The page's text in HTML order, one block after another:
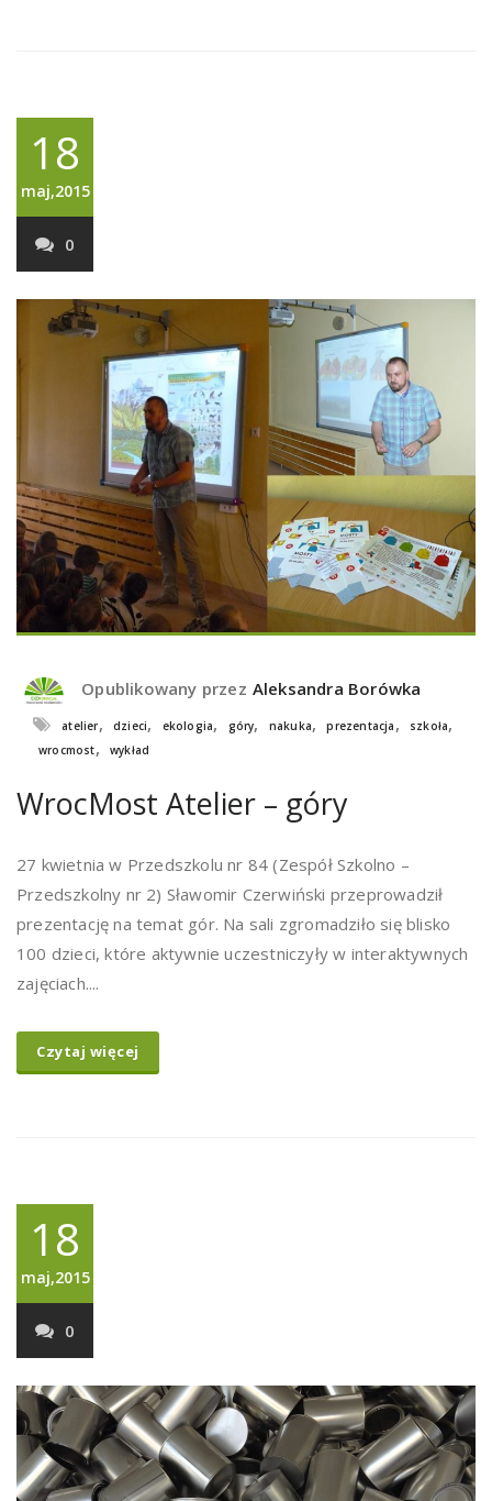
18
maj,2015
0
Opublikowany przez Aleksandra Borówka
atelier, dzieci, ekologia, góry, nakuka, prezentacja , szkoła,
wrocmost, wykład
WrocMost Atelier – góry
27 kwietnia w Przedszkolu nr 84 (Zespół Szkolno –
Przedszkolny nr 2) Sławomir Czerwiński przeprowadził
prezentację na temat gór. Na sali zgromadziło się blisko
100 dzieci, które aktywnie uczestniczyły w interaktywnych
zajęciach....
Czytaj więcej
18
maj,2015
0